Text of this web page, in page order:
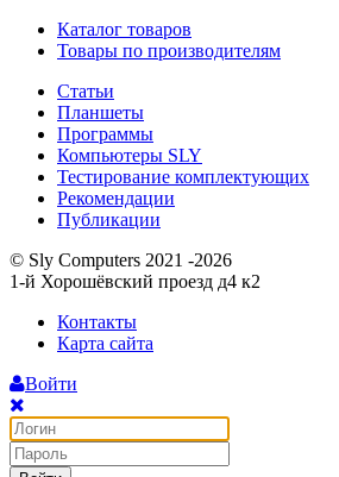
Каталог товаров
Товары по производителям
Статьи
Планшеты
Программы
Компьютеры SLY
Тестирование комплектующих
Рекомендации
Публикации
© Sly Computers 2021 -2026
1-й Хорошёвский проезд д4 к2
Контакты
Карта сайта
Войти